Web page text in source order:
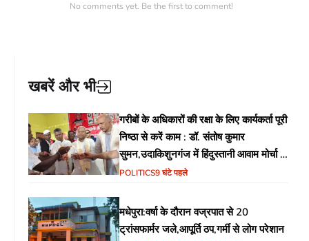
No comments yet. Be the first to comment!
खबरें और भी
गरीबों के अधिकारों की रक्षा के लिए कार्यकर्ता पूरी
निष्ठा से करें काम : डॉ. संतोष कुमार
सुमन,उदाकिशुनगंज में हिंदुस्तानी आवाम मोर्चा के
गरीब चौपाल में शिक्षा, स्वास्थ्य, रोजगार समेत
POLITICS9 घंटे पहले
मधेपुरा:वर्षा के दौरान वज्रपात से 20
ट्रांसफार्मर जले,आपूर्ति ठप,गर्मी से लोग परेशान